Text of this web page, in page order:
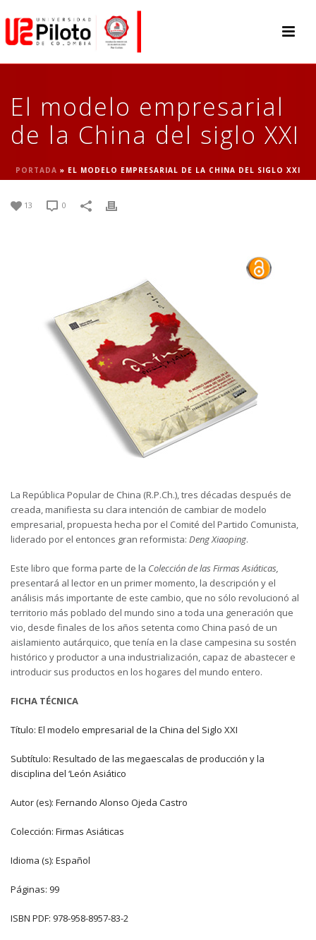
El modelo empresarial
de la China del siglo XXI
PORTADA » EL MODELO EMPRESARIAL DE LA CHINA DEL SIGLO XXI
13 0
La República Popular de China (R.P.Ch.), tres décadas después de
creada, manifiesta su clara intención de cambiar de modelo
empresarial, propuesta hecha por el Comité del Partido Comunista,
liderado por el entonces gran reformista: Deng Xiaoping.
Este libro que forma parte de la Colección de las Firmas Asiáticas,
presentará al lector en un primer momento, la descripción y el
análisis más importante de este cambio, que no sólo revolucionó al
territorio más poblado del mundo sino a toda una generación que
vio, desde finales de los años setenta como China pasó de un
aislamiento autárquico, que tenía en la clase campesina su sostén
histórico y productor a una industrialización, capaz de abastecer e
introducir sus productos en los hogares del mundo entero.
FICHA TÉCNICA
Título: El modelo empresarial de la China del Siglo XXI
Subtítulo: Resultado de las megaescalas de producción y la
disciplina del ‘León Asiático
Autor (es): Fernando Alonso Ojeda Castro
Colección: Firmas Asiáticas
Idioma (s): Español
Páginas: 99
ISBN PDF: 978-958-8957-83-2